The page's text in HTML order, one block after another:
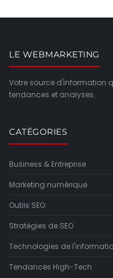
LE WEBMARKETING
Votre source d'information
tendances et analyses.
CATÉGORIES
Business & Entreprise
Marketing numérique
Outils SEO
Stratégies de SEO
Technologies de
Tendances High-Tech